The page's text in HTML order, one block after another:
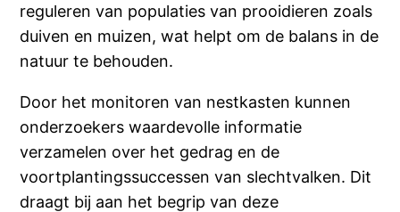
reguleren van populaties van prooidieren zoals
duiven en muizen, wat helpt om de balans in de
natuur te behouden.
Door het monitoren van nestkasten kunnen
onderzoekers waardevolle informatie
verzamelen over het gedrag en de
voortplantingssuccessen van slechtvalken. Dit
draagt bij aan het begrip van deze